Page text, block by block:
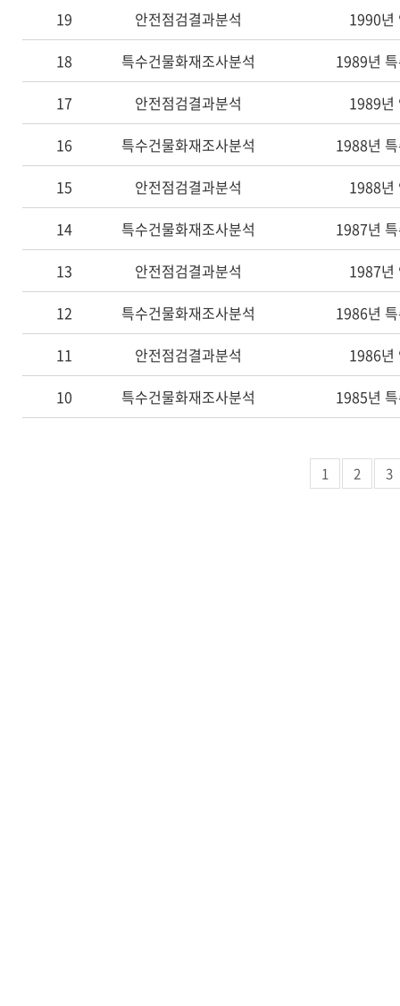
19
안전점검결과분석
1990년
18
특수건물화재조사분석
1989년
17
안전점검결과분석
1989년
16
특수건물화재조사분석
1988년
15
안전점검결과분석
1988년
14
특수건물화재조사분석
1987년
13
안전점검결과분석
1987년
12
특수건물화재조사분석
1986년
11
안전점검결과분석
1986년
10
특수건물화재조사분석 1985년
1 2 3